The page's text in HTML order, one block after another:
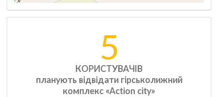
5
КОРИСТУВАЧІВ
планують відвідати гірськолижний
комплекс «Action city»